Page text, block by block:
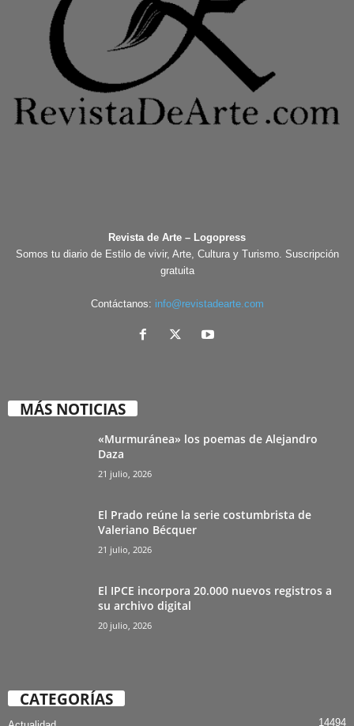
Revista de Arte – Logopress
Somos tu diario de Estilo de vivir, Arte, Cultura y Turismo. Suscripción
gratuita
Contáctanos: info@revistadearte.com
MÁS NOTICIAS
«Murmuránea» los poemas de Alejandro
Daza
21 julio, 2026
El Prado reúne la serie costumbrista de
Valeriano Bécquer
21 julio, 2026
El IPCE incorpora 20.000 nuevos registros a
su archivo digital
20 julio, 2026
CATEGORÍAS
14494